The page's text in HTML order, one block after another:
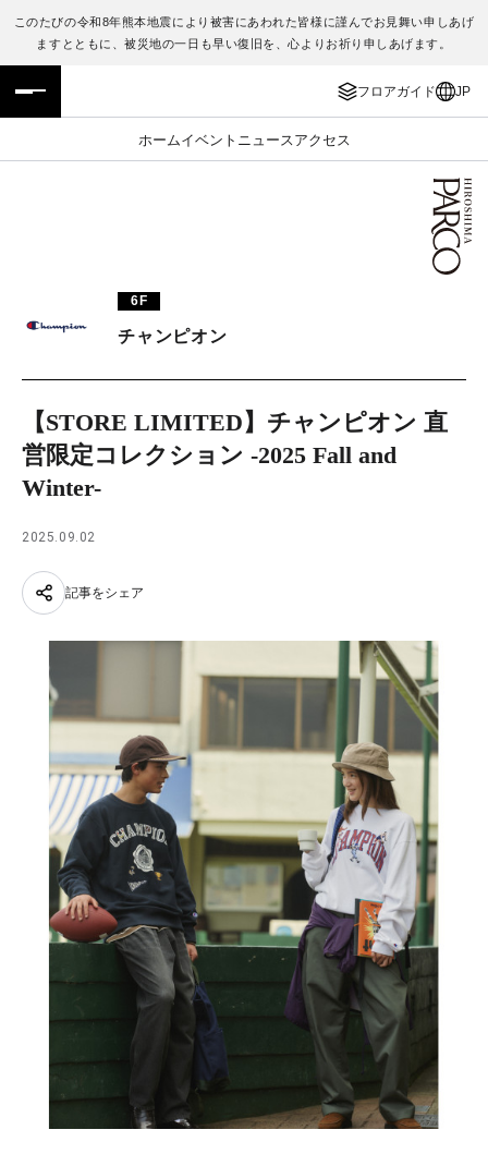
このたびの令和8年熊本地震により被害にあわれた皆様に謹んでお見舞い申しあげ
ますとともに、被災地の一日も早い復旧を、心よりお祈り申しあげます。
フロアガイド JP
ホームイベント ニュース アクセス
フロアガイド
施設案内・アクセス
TAX FREE
JP
ENGLISH
繁体字
日本語
6F
チャンピオン
【STORE LIMITED】チャンピオン 直
営限定コレクション -2025 Fall and
Winter-
2025.09.02
記事をシェア